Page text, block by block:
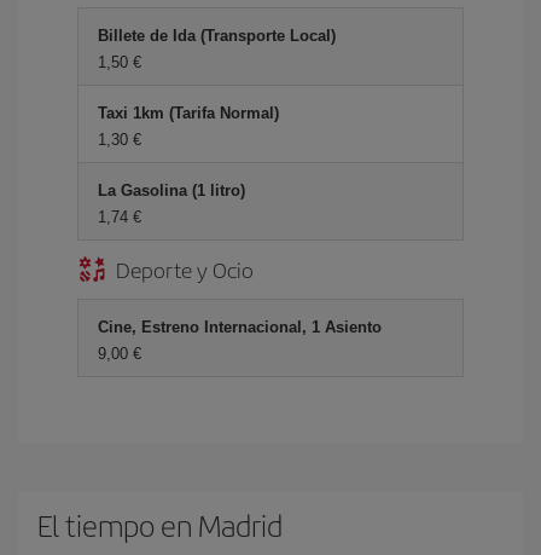
Billete de Ida (Transporte Local)
1,50 €
Taxi 1km (Tarifa Normal)
1,30 €
La Gasolina (1 litro)
1,74 €
Deporte y Ocio
Cine, Estreno Internacional, 1 Asiento
9,00 €
El tiempo en Madrid